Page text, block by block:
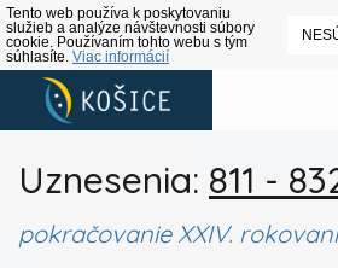
Tento web používa k poskytovaniu
služieb a analýze návštevnosti súbory
cookie. Používaním tohto webu s tým
súhlasíte. Viac informácií
Uznesenia: 811 -
pokračovanie XXIV.